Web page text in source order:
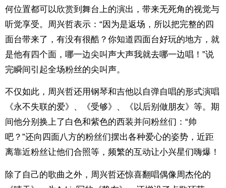
何位置都可以欣赏到舞台上的演出，带来无死角的视觉与
听觉享受。周兴哲表示：“因为是返场，所以把完整的四
面台带来了，有没有很酷？你知道四面台好玩的地方，就
是他有四个面，哪一边尖叫声大声我就去哪一边唱！”说
完瞬间引起全场粉丝的尖叫声。
不仅如此，周兴哲还用钢琴和吉他以自弹自唱的形式演唱
《永不失联的爱》、《受够》、《以后别做朋友》等。期
间他分别换上了白色和紫色的西装并问粉丝们：“帅
吧？”还向四面八方的粉丝们摆出各种爱心的姿势，近距
离靠近粉丝让他们合照等，频繁的互动让小兴星们嗨爆！
除了自己的歌曲之外，周兴哲还惊喜翻唱偶像周杰伦的